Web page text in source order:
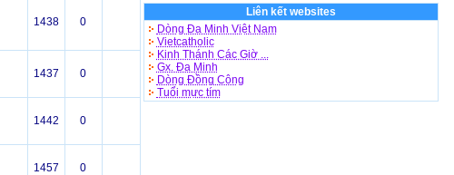
1438 0
1437 0
1442 0
1457 0
Liên kết websites
Dòng Đa Minh Việt Nam
Vietcatholic
Kinh Thánh Các Giờ ...
Gx. Đa Minh
Dòng Đồng Công
Tuổi mực tím